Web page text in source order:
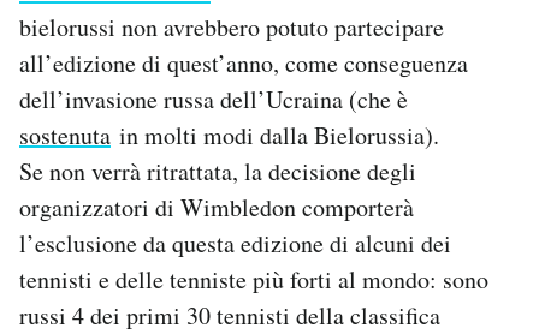
bielorussi non avrebbero potuto partecipare
all’edizione di quest’anno, come conseguenza
dell’invasione russa dell’Ucraina (che è
sostenuta in molti modi dalla Bielorussia).
Se non verrà ritrattata, la decisione degli
organizzatori di Wimbledon comporterà
l’esclusione da questa edizione di alcuni dei
tennisti e delle tenniste più forti al mondo: sono
russi 4 dei primi 30 tennisti della classifica